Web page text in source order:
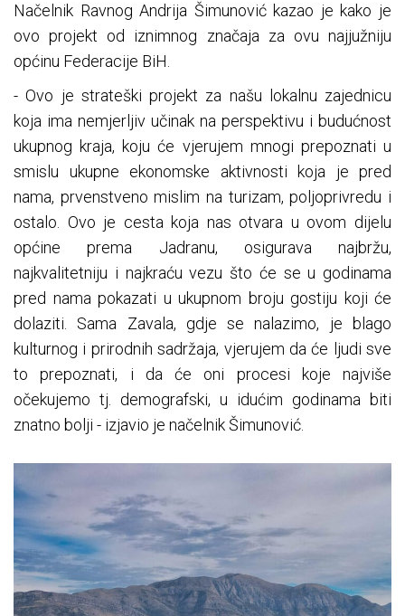
Načelnik Ravnog Andrija Šimunović kazao je kako je
ovo projekt od iznimnog značaja za ovu najjužniju
općinu Federacije BiH.
- Ovo je strateški projekt za našu lokalnu zajednicu
koja ima nemjerljiv učinak na perspektivu i budućnost
ukupnog kraja, koju će vjerujem mnogi prepoznati u
smislu ukupne ekonomske aktivnosti koja je pred
nama, prvenstveno mislim na turizam, poljoprivredu i
ostalo. Ovo je cesta koja nas otvara u ovom dijelu
općine prema Jadranu, osigurava najbržu,
najkvalitetniju i najkraću vezu što će se u godinama
pred nama pokazati u ukupnom broju gostiju koji će
dolaziti. Sama Zavala, gdje se nalazimo, je blago
kulturnog i prirodnih sadržaja, vjerujem da će ljudi sve
to prepoznati, i da će oni procesi koje najviše
očekujemo tj. demografski, u idućim godinama biti
znatno bolji - izjavio je načelnik Šimunović.